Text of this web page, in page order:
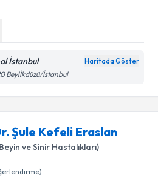
İstanbul Haritada Göster
Beylİkdüzü/İstanbul
Şule Kefeli Eraslan
ve Sinir Hastalıkları)